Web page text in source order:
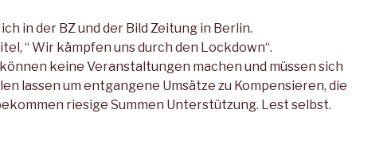
in der BZ und der Bild Zeitung in Berlin.
“ Wir kämpfen uns durch den Lockdown“.
keine Veranstaltungen machen und müssen sich
lassen um entgangene Umsätze zu Kompensieren, die
riesige Summen Unterstützung. Lest selbst.